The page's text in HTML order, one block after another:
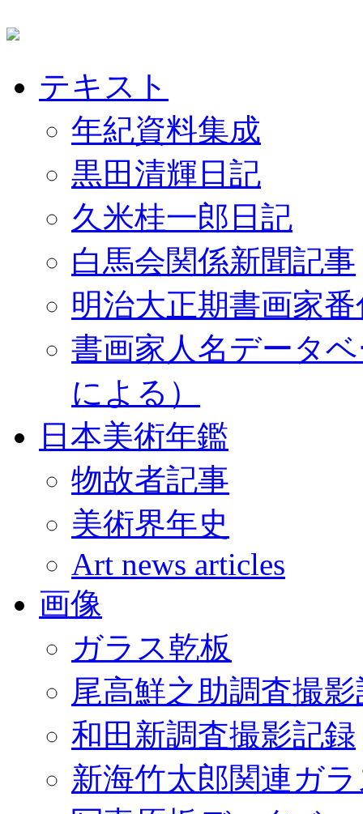
テキスト
年紀資料集成
黒田清輝日記
久米桂一郎日記
白馬会関係新聞記事
明治大正期書画家
書画家人名データ
による）
日本美術年鑑
物故者記事
美術界年史
Art news articles
画像
ガラス乾板
尾高鮮之助調査撮
和田新調査撮影記録
新海竹太郎関連ガ